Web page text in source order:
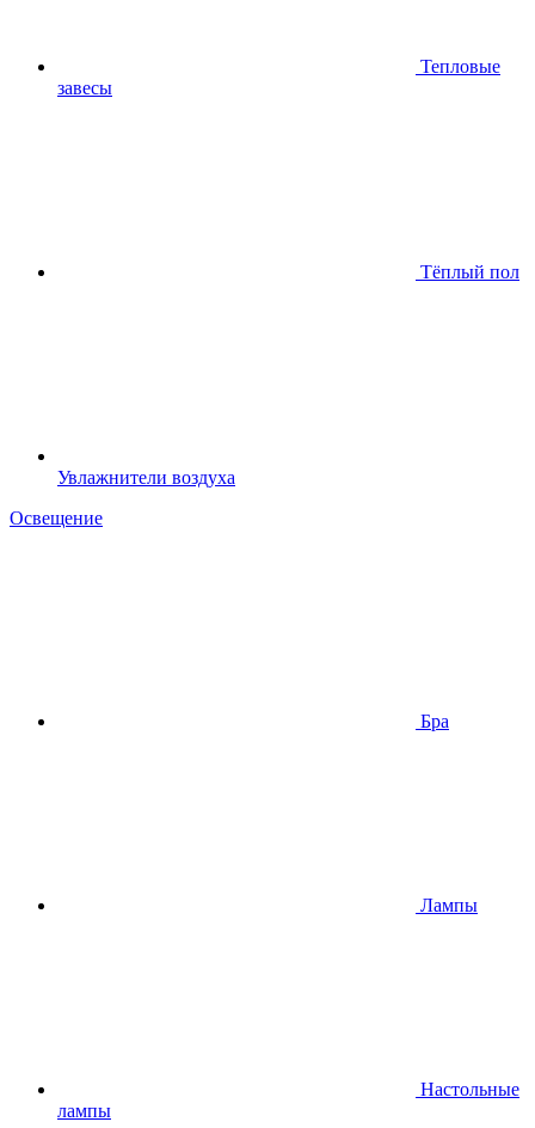
Тепловые
завесы
Тёплый пол
Увлажнители воздуха
Освещение
Бра
Лампы
Настольные
лампы